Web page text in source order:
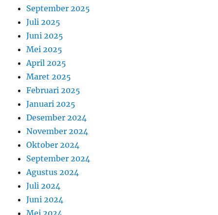
September 2025
Juli 2025
Juni 2025
Mei 2025
April 2025
Maret 2025
Februari 2025
Januari 2025
Desember 2024
November 2024
Oktober 2024
September 2024
Agustus 2024
Juli 2024
Juni 2024
Mei 2024